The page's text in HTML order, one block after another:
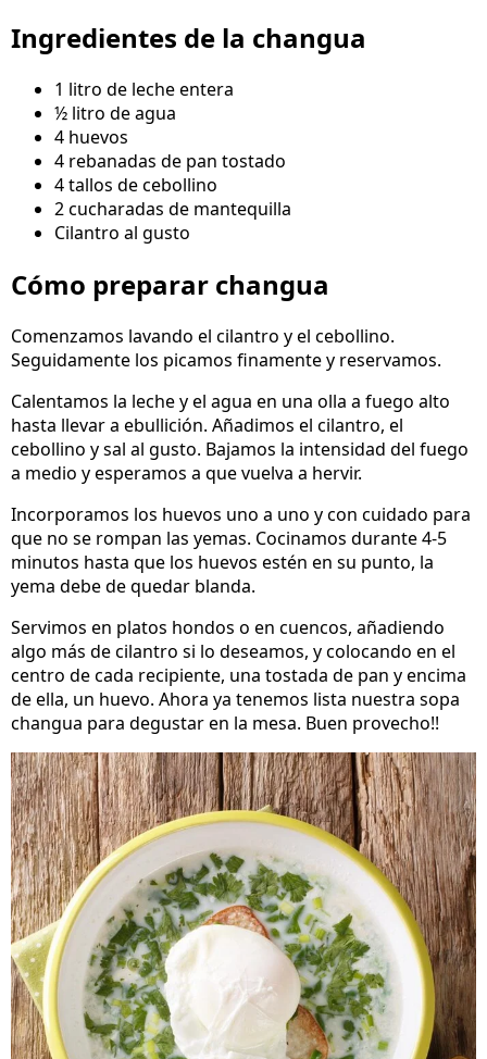
Ingredientes de la changua
1 litro de leche entera
½ litro de agua
4 huevos
4 rebanadas de pan tostado
4 tallos de cebollino
2 cucharadas de mantequilla
Cilantro al gusto
Cómo preparar changua
Comenzamos lavando el cilantro y el cebollino.
Seguidamente los picamos finamente y reservamos.
Calentamos la leche y el agua en una olla a fuego alto
hasta llevar a ebullición. Añadimos el cilantro, el
cebollino y sal al gusto. Bajamos la intensidad del fuego
a medio y esperamos a que vuelva a hervir.
Incorporamos los huevos uno a uno y con cuidado para
que no se rompan las yemas. Cocinamos durante 4-5
minutos hasta que los huevos estén en su punto, la
yema debe de quedar blanda.
Servimos en platos hondos o en cuencos, añadiendo
algo más de cilantro si lo deseamos, y colocando en el
centro de cada recipiente, una tostada de pan y encima
de ella, un huevo. Ahora ya tenemos lista nuestra sopa
changua para degustar en la mesa. Buen provecho!!